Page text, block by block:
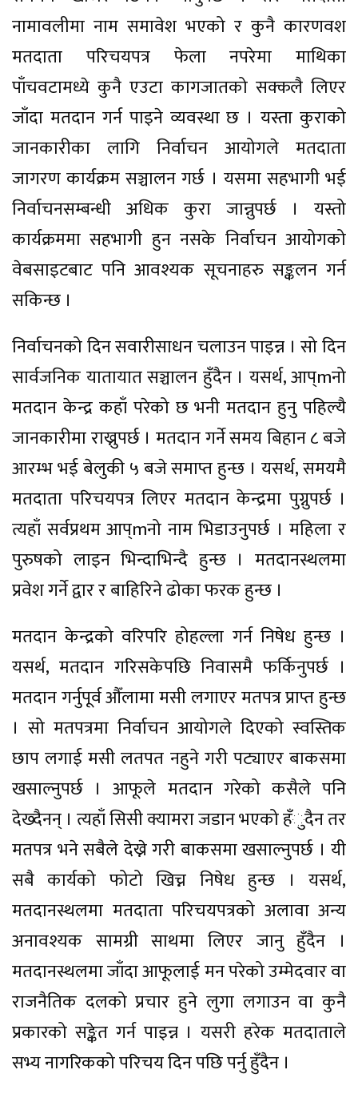
नामावलीमा नाम समावेश भएको र कुनै कारणवश
मतदाता परिचयपत्र फेला नपरेमा माथिका
पाँचवटामध्ये कुनै एउटा कागजातको सक्कलै लिएर
जाँदा मतदान गर्न पाइने व्यवस्था छ । यस्ता कुराको
जानकारीका लागि निर्वाचन आयोगले मतदाता
जागरण कार्यक्रम सञ्चालन गर्छ । यसमा सहभागी भई
निर्वाचनसम्बन्धी अधिक कुरा जान्नुपर्छ । यस्तो
कार्यक्रममा सहभागी हुन नसके निर्वाचन आयोगको
वेबसाइटबाट पनि आवश्यक सूचनाहरु सङ्कलन गर्न
सकिन्छ ।
निर्वाचनको दिन सवारीसाधन चलाउन पाइन्न । सो दिन
सार्वजनिक यातायात सञ्चालन हुँदैन । यसर्थ, आप्mनो
मतदान केन्द्र कहाँ परेको छ भनी मतदान हुनु पहिल्यै
जानकारीमा राख्नुपर्छ । मतदान गर्ने समय बिहान ८ बजे
आरम्भ भई बेलुकी ५ बजे समाप्त हुन्छ । यसर्थ, समयमै
मतदाता परिचयपत्र लिएर मतदान केन्द्रमा पुग्नुपर्छ ।
त्यहाँ सर्वप्रथम आप्mनो नाम भिडाउनुपर्छ । महिला र
पुरुषको लाइन भिन्दाभिन्दै हुन्छ । मतदानस्थलमा
प्रवेश गर्ने द्वार र बाहिरिने ढोका फरक हुन्छ ।
मतदान केन्द्रको वरिपरि होहल्ला गर्न निषेध हुन्छ ।
यसर्थ, मतदान गरिसकेपछि निवासमै फर्किनुपर्छ ।
मतदान गर्नुपूर्व औँलामा मसी लगाएर मतपत्र प्राप्त हुन्छ
। सो मतपत्रमा निर्वाचन आयोगले दिएको स्वस्तिक
छाप लगाई मसी लतपत नहुने गरी पट्याएर बाकसमा
खसाल्नुपर्छ । आफूले मतदान गरेको कसैले पनि
देख्दैनन् । त्यहाँ सिसी क्यामरा जडान भएको हँुदैन तर
मतपत्र भने सबैले देख्ने गरी बाकसमा खसाल्नुपर्छ । यी
सबै कार्यको फोटो खिच्न निषेध हुन्छ । यसर्थ,
मतदानस्थलमा मतदाता परिचयपत्रको अलावा अन्य
अनावश्यक सामग्री साथमा लिएर जानु हुँदैन ।
मतदानस्थलमा जाँदा आफूलाई मन परेको उम्मेदवार वा
राजनैतिक दलको प्रचार हुने लुगा लगाउन वा कुनै
प्रकारको सङ्केत गर्न पाइन्न । यसरी हरेक मतदाताले
सभ्य नागरिकको परिचय दिन पछि पर्नु हुँदैन ।